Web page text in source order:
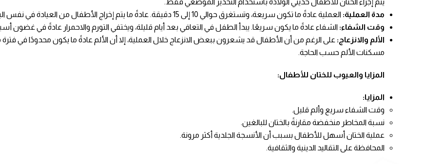
يتم إجراء الختان للأطفال حديثي الولادة باستخدام التخدير الموضعي فقط.
مدة العملية: العملية عادةً ما تكون سريعة، وتستغرق حوالي 10 إلى 15 دقيقة. عادةً ما يتم إخراج الأطفال من العيادة في نفس اليوم بعد فترة من المراقبة.
وقت الشفاء: الشفاء عادةً ما يكون سريعًا. يبدأ الطفل في التعافي بعد أيام قليلة، ويختفي التورم والاحمرار عادةً في غضون
الألم والانزعاج: على الرغم من أن الأطفال قد يشعرون ببعض الانزعاج خلال العملية، إلا أن الألم عادةً ما يكون محدودًا في
مسكنات الألم حسب الحاجة.
المزايا والعيوب للختان للأطفال:
المزايا:
وقت الشفاء سريع وألم قليل.
نسبة المخاطر منخفضة مقارنةً بالختان للبالغين.
عملية الختان أسهل للأطفال بسبب أن الأنسجة الجلدية أكثر مرونة.
المحافظة على التقاليد الدينية والثقافية.